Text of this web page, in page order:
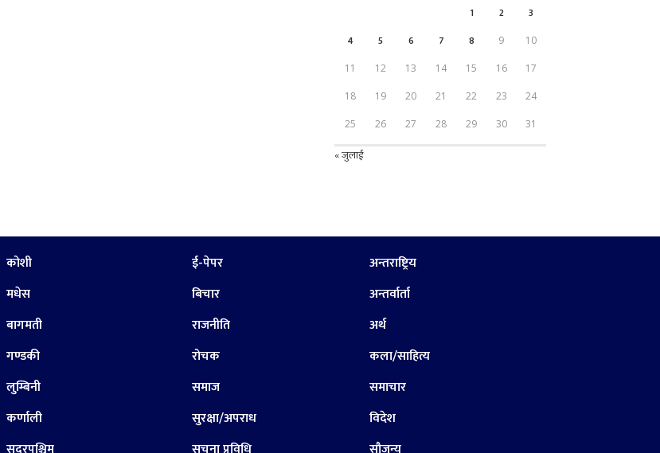
1 2
3
4
5 6 7 8 9 10
11 12 13 14 15 16 17
18 19 20 21 22 23 24
25 26 27 28 29 30 31
« जुलाई
कोशी
मधेस
बागमती
गण्डकी
लुम्बिनी
कर्णाली
ई-पेपर
बिचार
राजनीति
रोचक
समाज
सुरक्षा/अपराध
अन्तराष्ट्रिय
अन्तर्वार्ता
अर्थ
कला/साहित्य
समाचार
विदेश